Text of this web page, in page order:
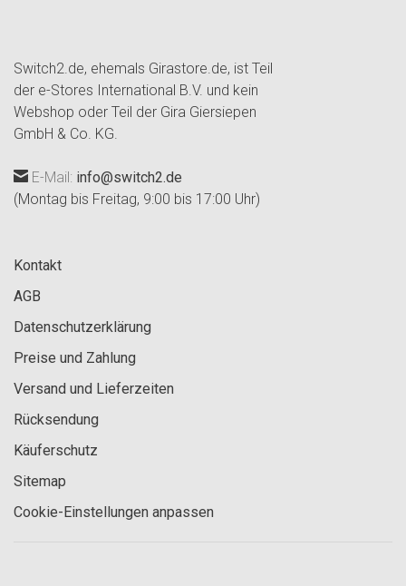
Switch2.de, ehemals Girastore.de, ist Teil
der e-Stores International B.V. und kein
Webshop oder Teil der Gira Giersiepen
GmbH & Co. KG.
E-Mail: info@switch2.de
(Montag bis Freitag, 9:00 bis 17:00 Uhr)
Kontakt
AGB
Datenschutzerklärung
Preise und Zahlung
Versand und Lieferzeiten
Rücksendung
Käuferschutz
Sitemap
Cookie-Einstellungen anpassen